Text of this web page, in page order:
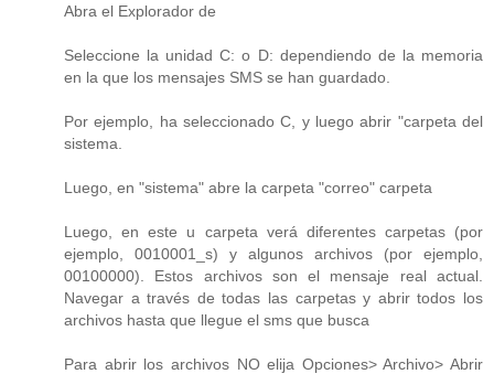
Abra el Explorador de
Seleccione la unidad C: o D: dependiendo de la memoria
en la que los mensajes SMS se han guardado.
Por ejemplo, ha seleccionado C, y luego abrir "carpeta del
sistema.
Luego, en "sistema" abre la carpeta "correo" carpeta
Luego, en este u carpeta verá diferentes carpetas (por
ejemplo, 0010001_s) y algunos archivos (por ejemplo,
00100000). Estos archivos son el mensaje real actual.
Navegar a través de todas las carpetas y abrir todos los
archivos hasta que llegue el sms que busca
Para abrir los archivos NO elija Opciones> Archivo> Abrir